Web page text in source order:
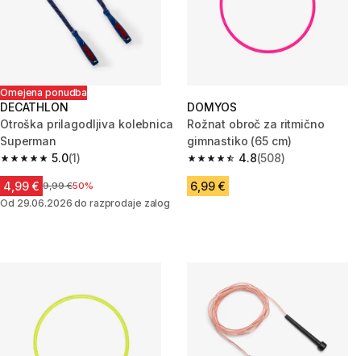
Omejena ponudba
DECATHLON
Otroška prilagodljiva kolebnica
Superman
5.0
5.0 od 5 zvezdic from 1 ocene
(1)
4,99 € Cena pred znižanjem
9,99 €50%
Od 29.06.2026 do razprodaje zalog
DOMYOS
Rožnat obroč za ritmično
gimnastiko (65 cm)
4.8
4.8 od 5 zvezdic from 508
(508)
6,99 €